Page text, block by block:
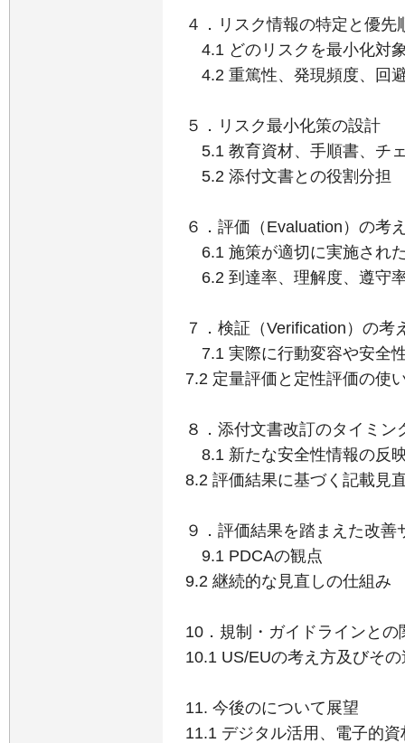
４．リスク情報の特定と優先
4.1 どのリスクを最小化対
4.2 重篤性、発現頻度、回
５．リスク最小化策の設計
5.1 教育資材、手順書、チ
5.2 添付文書との役割分担
６．評価（Evaluation）の考
6.1 施策が適切に実施され
6.2 到達率、理解度、遵守
７．検証（Verification）の考
7.1 実際に行動変容や安全
7.2 定量評価と定性評価の使
８．添付文書改訂のタイミン
8.1 新たな安全性情報の反
8.2 評価結果に基づく記載見
９．評価結果を踏まえた改善
9.1 PDCAの観点
9.2 継続的な見直しの仕組み
10．規制・ガイドラインとの
10.1 US/EUの考え方及びそ
11. 今後のについて展望
11.1 デジタル活用、電子的